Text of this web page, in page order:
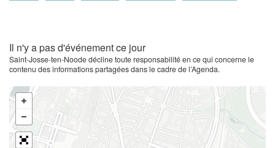
Il n'y a pas d'événement ce jour
Saint-Josse-ten-Noode décline toute responsabilité en ce qui concerne le
contenu des informations partagées dans le cadre de l’Agenda.